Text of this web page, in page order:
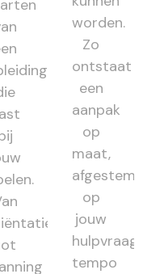
worden.
Zo
ontstaat
een
aanpak
op
maat,
op
jouw
hulpvraag,
tempo